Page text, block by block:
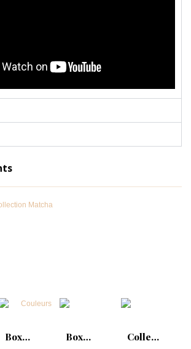
Matcha
Box
Box
Collection